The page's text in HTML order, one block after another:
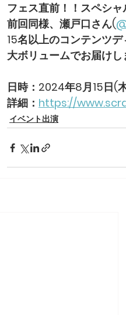
フェス直前！！スペシャ
前回同様、瀬戸口さん(
15名以上のコンテンツ
大ボリュームでお届けし
日時：2024年8月15日(
詳細： https://
イベント出演